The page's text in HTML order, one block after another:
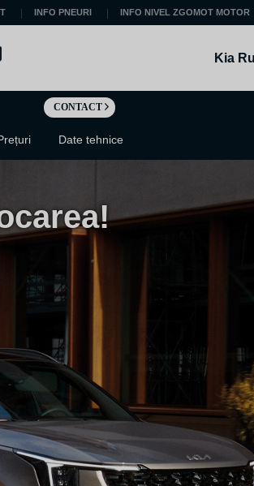
INFO PNEURI INFO NIVEL ZGOMOT MOTOR
Kia
CONTACT
Date tehnice